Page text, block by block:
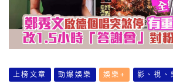
上榜文章 勁爆娛樂 娛樂+ 影、視、